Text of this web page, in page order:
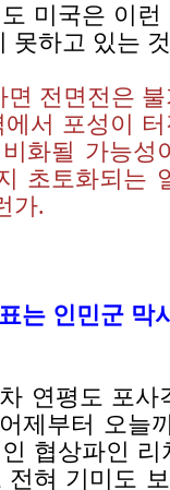
미국은 이
못하고 있는
면 전면전은
에서 포성이
화될 가능
초토화되는
가.
는 인민군 막
연평도 포
제부터 오늘
협상파인
전혀 기미도